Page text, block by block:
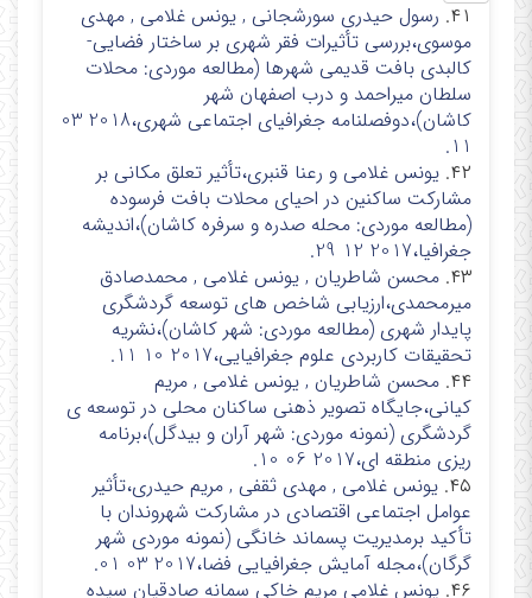
۴۱. رسول حیدری سورشجانی , یونس غلامی , مهدی
موسوی،بررسی تأثیرات فقر شهری بر ساختار فضایی-
کالبدی بافت قدیمی شهرها (مطالعه موردی: محلات
سلطان میراحمد و درب اصفهان شهر
کاشان)،دوفصلنامه جغرافیای اجتماعی شهری،2018 03
11.
۴۲. یونس غلامی و رعنا قنبری،تأثیر تعلق مکانی بر
مشارکت ساکنین در احیای محلات بافت فرسوده
(مطالعه موردی: محله صدره و سرفره کاشان)،اندیشه
جغرافیا،2017 12 29.
۴۳. محسن شاطریان , یونس غلامی , محمدصادق
میرمحمدی،ارزیابی شاخص های توسعه گردشگری
پایدار شهری (مطالعه موردی: شهر کاشان)،نشریه
تحقیقات کاربردی علوم جغرافیایی،2017 10 11.
۴۴. محسن شاطریان , یونس غلامی , مریم
کیانی،جایگاه تصویر ذهنی ساکنان محلی در توسعه ی
گردشگری (نمونه موردی: شهر آران و بیدگل)،برنامه
ریزی منطقه ای،2017 06 10.
۴۵. یونس غلامی , مهدی ثقفی , مریم حیدری،تأثیر
عوامل اجتماعی اقتصادی در مشارکت شهروندان با
تأکید برمدیریت پسماند خانگی (نمونه موردی شهر
گرگان)،مجله آمایش جغرافیایی فضا،2017 03 01.
۴۶. یونس غلامی مریم خاکی سمانه صادقیان سیده